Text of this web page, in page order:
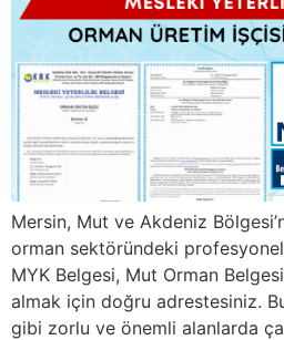
Mersin, Mut ve Akdeniz
orman sektöründeki
MYK Belgesi, Mut Orman
almak için doğru adrestesiniz.
gibi zorlu ve önemli alanlarda